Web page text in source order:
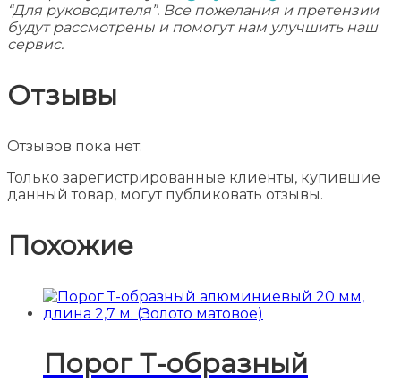
“Для руководителя”. Все пожелания и претензии
будут рассмотрены и помогут нам улучшить наш
сервис.
Отзывы
Отзывов пока нет.
Только зарегистрированные клиенты, купившие
данный товар, могут публиковать отзывы.
Похожие
Порог Т-образный